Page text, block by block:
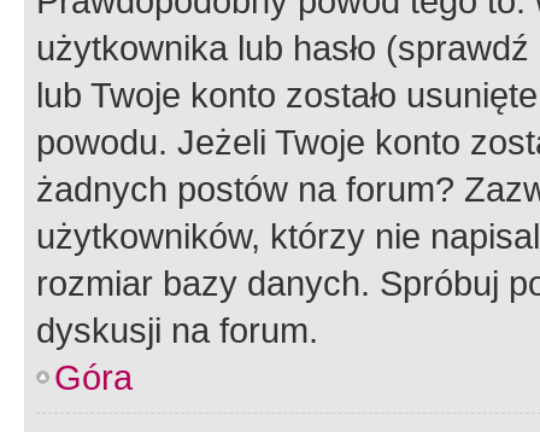
użytkownika lub hasło
lub Twoje konto zostało
powodu. Jeżeli Twoje konto
żadnych postów na forum?
użytkowników, którzy nie
rozmiar bazy danych. Spróbuj
dyskusji na forum.
Góra